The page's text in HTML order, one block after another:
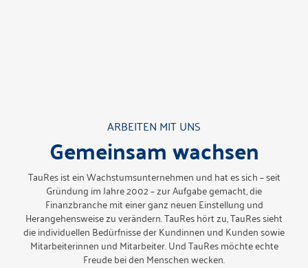
ARBEITEN MIT UNS
Gemeinsam wachsen
TauRes ist ein Wachstumsunternehmen und hat es sich – seit
Gründung im Jahre 2002 – zur Aufgabe gemacht, die
Finanzbranche mit einer ganz neuen Einstellung und
Herangehensweise zu verändern. TauRes hört zu, TauRes sieht
die individuellen Bedürfnisse der Kundinnen und Kunden sowie
Mitarbeiterinnen und Mitarbeiter. Und TauRes möchte echte
Freude bei den Menschen wecken.